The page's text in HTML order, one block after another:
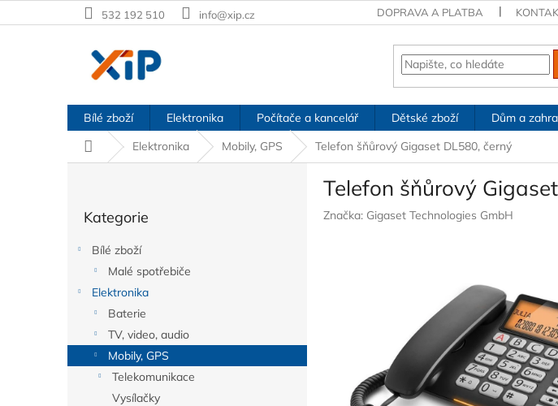
na
532 192 510 info@xip.cz DOPRAVA A PLATBA
Bílé zboží Elektronika Počítače a kancelář Dětské zboží Dům a
Domů
Elektronika Mobily, GPS Telefon šňůrový Gigaset DL580, černý
a
n
kategorie
Kategorie
Bílé zboží
Malé spotřebiče
Elektronika
Baterie
TV, video, audio
Mobily, GPS
Telekomunikace
Vysílačky
Telefon šňůrový
Značka: Gigaset Technologies GmbH